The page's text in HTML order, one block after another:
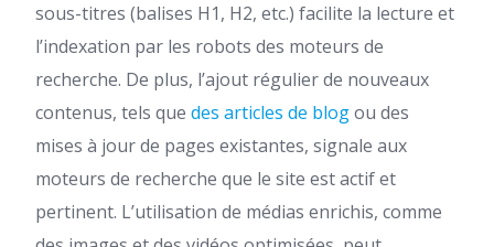
sous-titres (balises H1, H2, etc.) facilite la lecture et
l’indexation par les robots des moteurs de
recherche. De plus, l’ajout régulier de nouveaux
contenus, tels que des articles de blogou des
mises à jour de pages existantes, signale aux
moteurs de recherche que le site est actif et
pertinent. L’utilisation de médias enrichis, comme